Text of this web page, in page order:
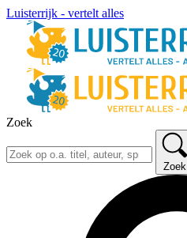
Luisterrijk - vertelt alles
Zoek
Zoek